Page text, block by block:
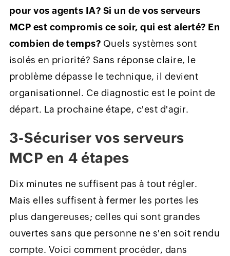
pour vos agents IA? Si un de vos serveurs
MCP est compromis ce soir, qui est alerté? En
combien de temps? Quels systèmes sont
isolés en priorité? Sans réponse claire, le
problème dépasse le technique, il devient
organisationnel. Ce diagnostic est le point de
départ. La prochaine étape, c'est d'agir.
3-Sécuriser vos serveurs
MCP en 4 étapes
Dix minutes ne suffisent pas à tout régler.
Mais elles suffisent à fermer les portes les
plus dangereuses; celles qui sont grandes
ouvertes sans que personne ne s'en soit rendu
compte. Voici comment procéder, dans